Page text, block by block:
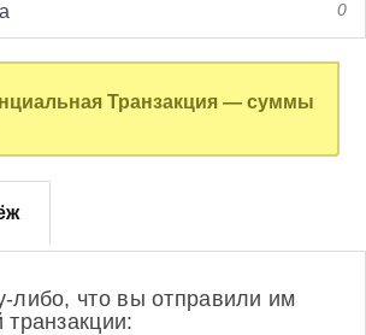
0
Транзакция — суммы
либо, что вы отправили им